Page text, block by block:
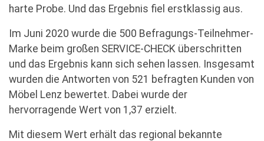
harte Probe. Und das Ergebnis fiel erstklassig aus.
Im Juni 2020 wurde die 500 Befragungs-Teilnehmer-
Marke beim großen SERVICE-CHECK überschritten
und das Ergebnis kann sich sehen lassen. Insgesamt
wurden die Antworten von 521 befragten Kunden von
Möbel Lenz bewertet. Dabei wurde der
hervorragende Wert von 1,37 erzielt.
Mit diesem Wert erhält das regional bekannte